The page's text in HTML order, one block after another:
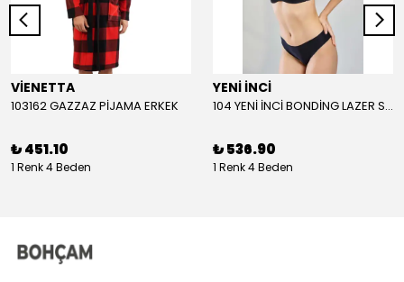
VİENETTA
103162 GAZZAZ PİJAMA ERKEK
₺ 451.10
1 Renk 4 Beden
YENİ İNCİ
104 YENİ İNCİ BONDİNG LAZER SÜTYEN KADIN
₺ 536.90
1 Renk 4 Beden